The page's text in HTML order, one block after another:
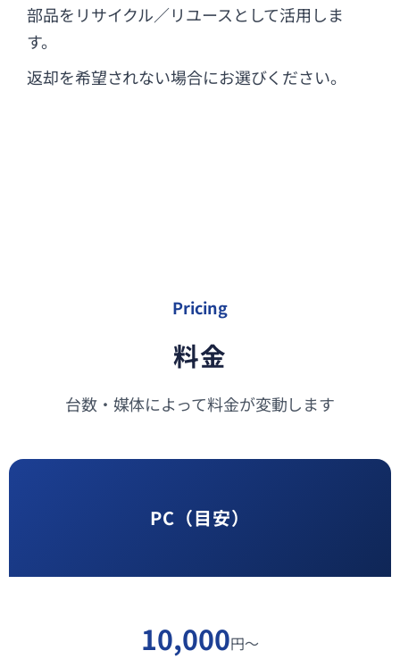
部品をリサイクル／リユースとして活用しま
す。
返却を希望されない場合にお選びください。
Pricing
料金
台数・媒体によって料金が変動します
PC（目安）
10,000円〜